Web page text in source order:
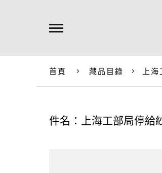
首頁 藏品目錄 上
件名：上海工部局停給